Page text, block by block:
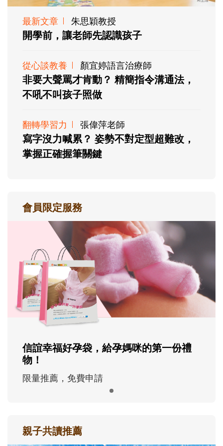
最新文章 朱思穎教授
開學前，讓老師先認識孩子
從心談教養 顏宜婷語言治療師
非要大聲罵才肯動？ 精簡指令溝通法，
不吼不叫孩子照做
翻轉學習力 張偉萍老師
寫字沒力喊累？ 姿勢不對定型超難改，
掌握正確握筆關鍵
會員限定服務
信誼幸福好孕袋，給孕媽咪的第一份禮
物！
限量推薦，免費申請
親子共讀推薦